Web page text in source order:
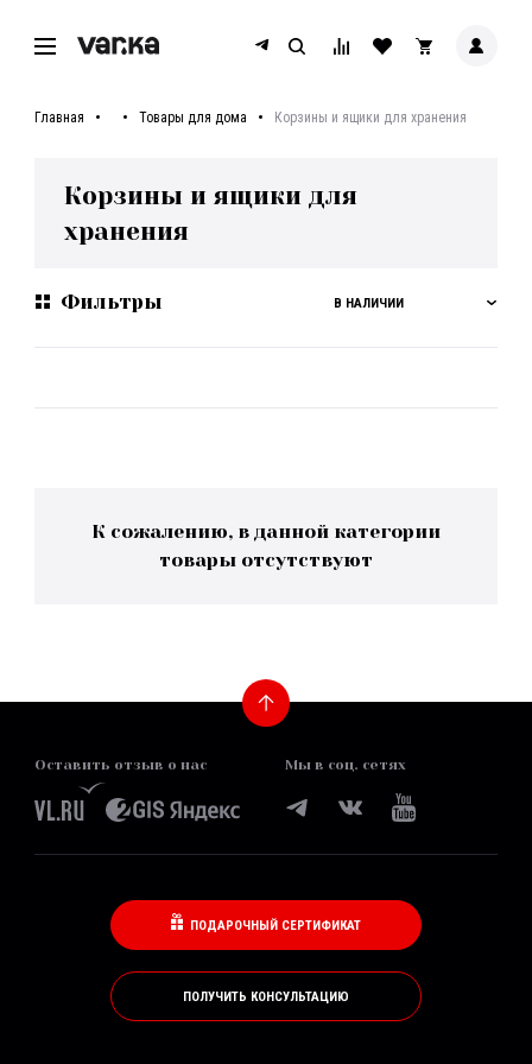
Главная Товары для дома Корзины и ящики для хранения
Корзины и ящики для
хранения
Фильтры В НАЛИЧИИ
К сожалению, в данной категории
товары отсутствуют
Оставить отзыв о нас Мы в соц. сетях
ПОДАРОЧНЫЙ СЕРТИФИКАТ
ПОЛУЧИТЬ КОНСУЛЬТАЦИЮ